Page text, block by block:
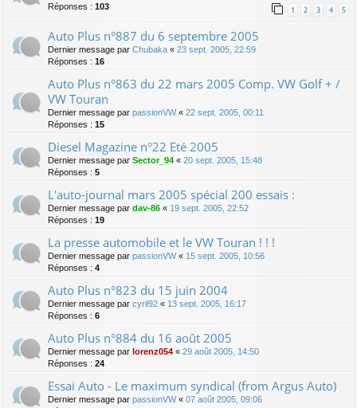
Réponses : 103 1 2 3 4 5
Auto Plus n°887 du 6 septembre 2005
Dernier message par Chubaka « 23 sept. 2005, 22:59
Réponses : 16
Auto Plus n°863 du 22 mars 2005 Comp. VW Golf + /
VW Touran
Dernier message par passionVW« 22 sept. 2005, 00:11
Réponses : 15
Diesel Magazine n°22 Eté 2005
Dernier message par Sector_94 « 20 sept. 2005, 15:48
Réponses : 5
L'auto-journal mars 2005 spécial 200 essais :
Dernier message par dav-86 « 19 sept. 2005, 22:52
Réponses : 19
La presse automobile et le VW Touran ! ! !
Dernier message par passionVW« 15 sept. 2005, 10:56
Réponses : 4
Auto Plus n°823 du 15 juin 2004
Dernier message par cyril92 « 13 sept. 2005, 16:17
Réponses : 6
Auto Plus n°884 du 16 août 2005
Dernier message par lorenz054 « 29 août 2005, 14:50
Réponses : 24
Essai Auto - Le maximum syndical (from Argus Auto)
Dernier message par passionVW« 07 août 2005, 09:06